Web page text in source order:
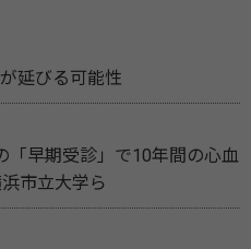
延びる可能性
「早期受診」で10年間の心血
市立大学ら